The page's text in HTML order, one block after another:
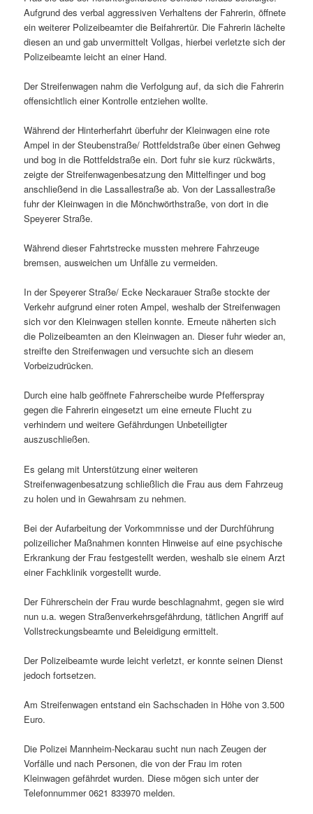
Aufgrund des verbal aggressiven Verhaltens der Fahrerin, öffnete
ein weiterer Polizeibeamter die Beifahrertür. Die Fahrerin lächelte
diesen an und gab unvermittelt Vollgas, hierbei verletzte sich der
Polizeibeamte leicht an einer Hand.
Der Streifenwagen nahm die Verfolgung auf, da sich die Fahrerin
offensichtlich einer Kontrolle entziehen wollte.
Während der Hinterherfahrt überfuhr der Kleinwagen eine rote
Ampel in der Steubenstraße/ Rottfeldstraße über einen Gehweg
und bog in die Rottfeldstraße ein. Dort fuhr sie kurz rückwärts,
zeigte der Streifenwagenbesatzung den Mittelfinger und bog
anschließend in die Lassallestraße ab. Von der Lassallestraße
fuhr der Kleinwagen in die Mönchwörthstraße, von dort in die
Speyerer Straße.
Während dieser Fahrtstrecke mussten mehrere Fahrzeuge
bremsen, ausweichen um Unfälle zu vermeiden.
In der Speyerer Straße/ Ecke Neckarauer Straße stockte der
Verkehr aufgrund einer roten Ampel, weshalb der Streifenwagen
sich vor den Kleinwagen stellen konnte. Erneute näherten sich
die Polizeibeamten an den Kleinwagen an. Dieser fuhr wieder an,
streifte den Streifenwagen und versuchte sich an diesem
Vorbeizudrücken.
Durch eine halb geöffnete Fahrerscheibe wurde Pfefferspray
gegen die Fahrerin eingesetzt um eine erneute Flucht zu
verhindern und weitere Gefährdungen Unbeteiligter
auszuschließen.
Es gelang mit Unterstützung einer weiteren
Streifenwagenbesatzung schließlich die Frau aus dem Fahrzeug
zu holen und in Gewahrsam zu nehmen.
Bei der Aufarbeitung der Vorkommnisse und der Durchführung
polizeilicher Maßnahmen konnten Hinweise auf eine psychische
Erkrankung der Frau festgestellt werden, weshalb sie einem Arzt
einer Fachklinik vorgestellt wurde.
Der Führerschein der Frau wurde beschlagnahmt, gegen sie wird
nun u.a. wegen Straßenverkehrsgefährdung, tätlichen Angriff auf
Vollstreckungsbeamte und Beleidigung ermittelt.
Der Polizeibeamte wurde leicht verletzt, er konnte seinen Dienst
jedoch fortsetzen.
Am Streifenwagen entstand ein Sachschaden in Höhe von 3.500
Euro.
Die Polizei Mannheim-Neckarau sucht nun nach Zeugen der
Vorfälle und nach Personen, die von der Frau im roten
Kleinwagen gefährdet wurden. Diese mögen sich unter der
Telefonnummer 0621 833970 melden.